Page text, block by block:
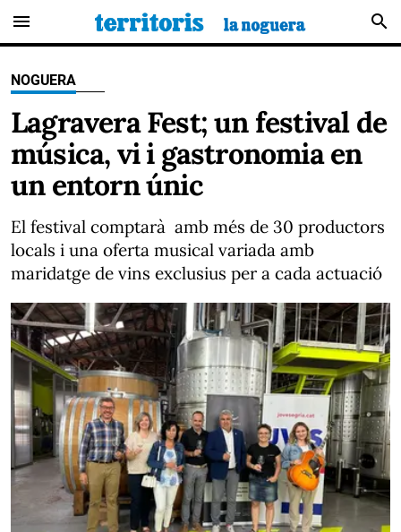
menu search
NOGUERA
Lagravera Fest; un festival de
música, vi i gastronomia en
un entorn únic
El festival comptarà amb més de 30 productors
locals i una oferta musical variada amb
maridatge de vins exclusius per a cada actuació